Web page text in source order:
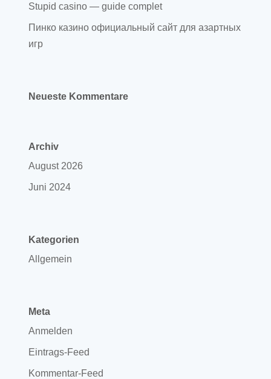
Stupid casino — guide complet
Пинко казино официальный сайт для азартных
игр
Neueste Kommentare
Archiv
August 2026
Juni 2024
Kategorien
Allgemein
Meta
Anmelden
Eintrags-Feed
Kommentar-Feed